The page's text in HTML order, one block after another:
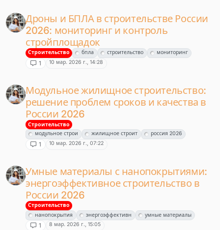
Дроны и БПЛА в строительстве России
2026: мониторинг и контроль
стройплощадок
Строительство бпла строительство мониторинг
1 10 мар. 2026 г., 14:28
Модульное жилищное строительство:
решение проблем сроков и качества в
России 2026
Строительство
модульное строи
жилищное строит россия 2026
1 10 мар. 2026 г., 07:22
Умные материалы с нанопокрытиями:
энергоэффективное строительство в
России 2026
Строительство
нанопокрытия
энергоэффективн умные материалы
1 8 мар. 2026 г., 15:05